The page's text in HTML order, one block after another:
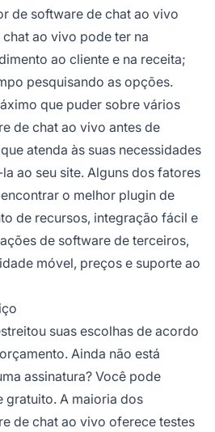
de software de chat ao vivo
ao vivo pode ter na
ao cliente e na receita;
pesquisando as opções.
que puder sobre vários
de chat ao vivo antes de
atenda às suas necessidades
ao seu site. Alguns dos fatores
o melhor plugin de
de recursos, integração fácil e
de software de terceiros,
móvel, preços e suporte ao
suas escolhas de acordo
Ainda não está
assinatura? Você pode
gratuito. A maioria dos
de chat ao vivo oferece testes